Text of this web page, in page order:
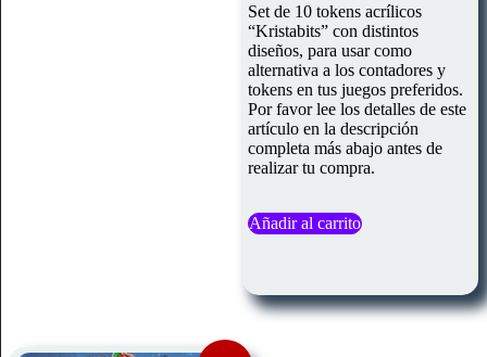
original
era:
3,00€.
actual
es:
2,50€.
Set de 10 tokens acrílicos
“Kristabits” con distintos
diseños, para usar como
alternativa a los contadores y
tokens en tus juegos preferidos.
Por favor lee los detalles de este
artículo en la descripción
completa más abajo antes de
realizar tu compra.
Añadir al carrito